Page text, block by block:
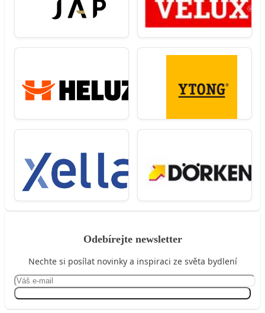
Odebírejte newsletter
Nechte si posílat novinky a inspiraci ze světa bydlení